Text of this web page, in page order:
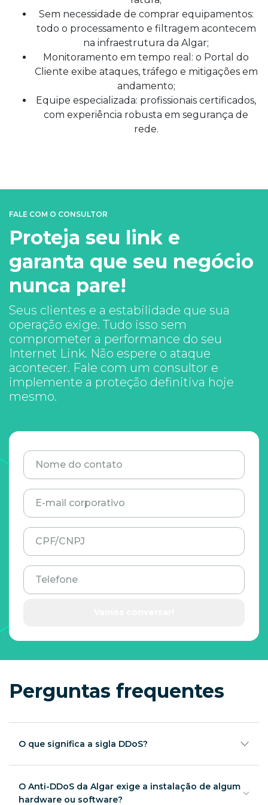
Sem necessidade de comprar equipamentos:
todo o processamento e filtragem acontecem
na infraestrutura da Algar;
Monitoramento em tempo real: o Portal do
Cliente exibe ataques, tráfego e mitigações em
andamento;
Equipe especializada: profissionais certificados,
com experiência robusta em segurança de
rede.
FALE COM O CONSULTOR
Proteja seu link e
garanta que seu negócio
nunca pare!
Seus clientes e a estabilidade que sua
operação exige. Tudo isso sem
comprometer a performance do seu
Internet Link. Não espere o ataque
acontecer. Fale com um consultor e
implemente a proteção definitiva hoje
mesmo.
Nome do contato
E-mail corporativo
CPF/CNPJ
Telefone
Perguntas frequentes
O que significa a sigla DDoS?
ataque DDoS é uma tentativa maliciosa de tornar um
serviço online indisponível, sobrecarregando-o com
O Anti-DDoS da Algar exige a instalação de algum
hardware ou software?